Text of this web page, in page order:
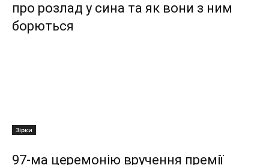
про розлад у сина та як вони з ним
борються
Зірки
97-ма церемонію вручення премії